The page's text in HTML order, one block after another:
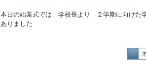
本日の始業式では 学校長より ２学期に向けた
ありました